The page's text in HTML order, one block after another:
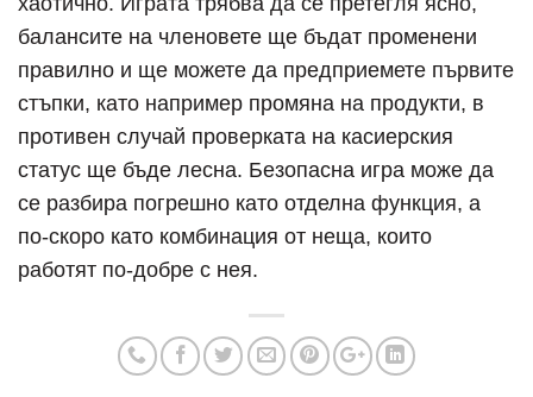
балансите на членовете ще бъдат променени
правилно и ще можете да предприемете първите
стъпки, като например промяна на продукти, в
противен случай проверката на касиерския
статус ще бъде лесна. Безопасна игра може да
се разбира погрешно като отделна функция, а
по-скоро като комбинация от неща, които
работят по-добре с нея.